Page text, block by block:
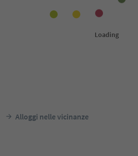
Alloggi nelle vicinanze